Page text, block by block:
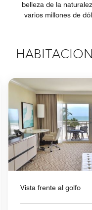
belleza de la
varios millones de
de expansión
Vista frente al golfo